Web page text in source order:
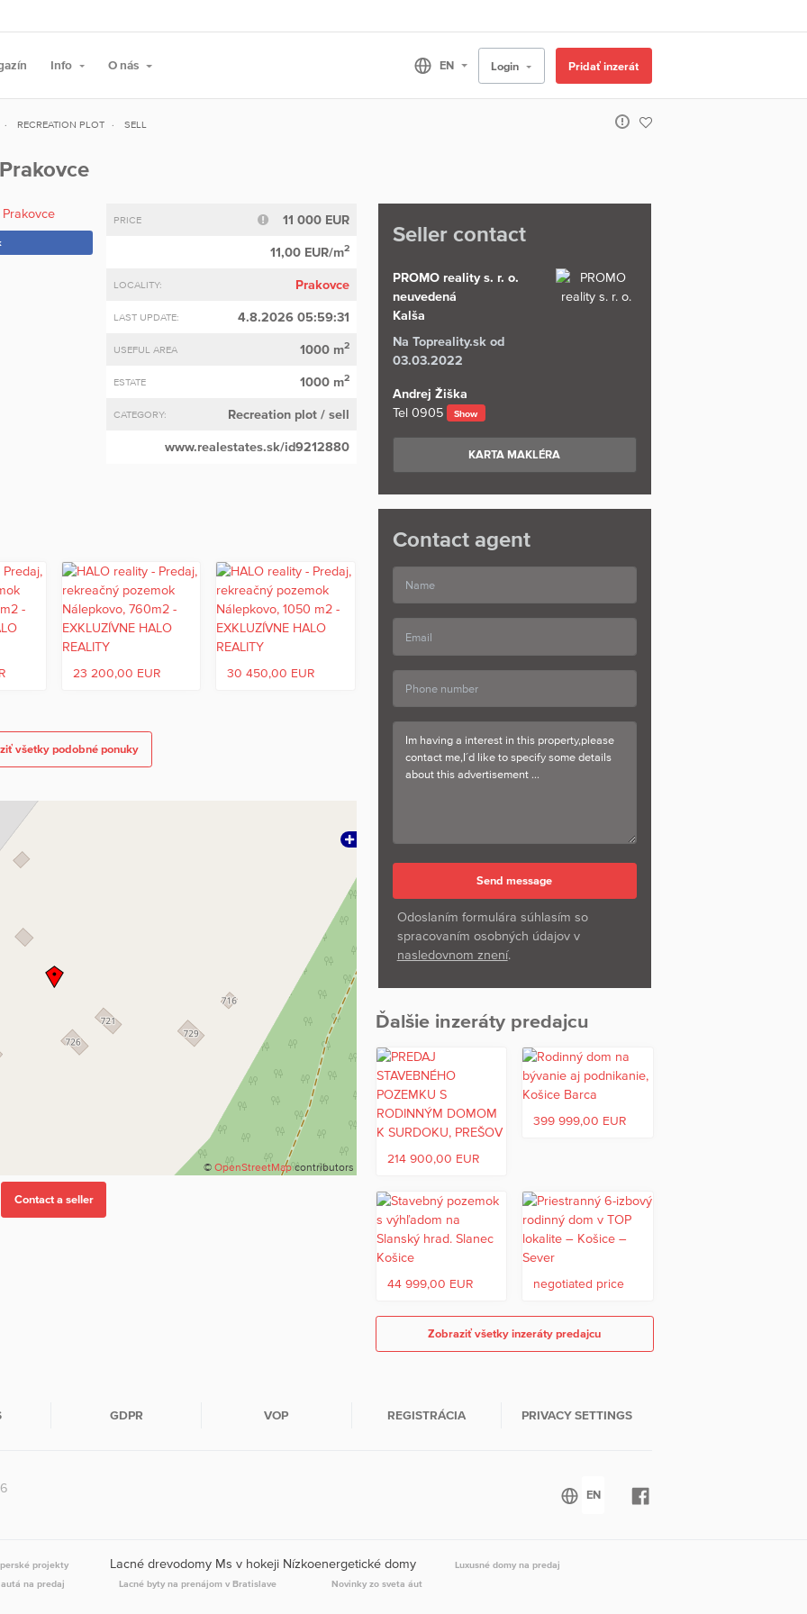
Info O nás Login Pridať inzerát
RECREATION PLOT SELL
PRICE 11 000 EUR
11,00 EUR/m2
LOCALITY: Prakovce
LAST UPDATE: 4.8.2026 05:59:31
USEFUL AREA 1000 m2
ESTATE 1000 m2
CATEGORY: Recreation plot/ sell
www.realestates.sk/id9212880
23 200,00 EUR 30 450,00 EUR
všetky podobné ponuky
© OpenStreetMapcontributors
Seller contact
PROMO reality s. r. o.
neuvedená
Kalša
Na Topreality.sk od
03.03.2022
Andrej Žiška
Tel0905 Show
KARTA MAKLÉRA
Contact agent
Odoslaním formulára súhlasím so
spracovaním osobných údajov v
nasledovnom znení.
Ďalšie inzeráty predajcu
214 900,00 EUR
399 999,00 EUR
44 999,00 EUR negotiated price
Zobraziť všetky inzeráty predajcu
GDPR VOP REGISTRÁCIA PRIVACY SETTINGS
projekty Lacné drevodomy Ms v hokeji Nízkoenergetické domy
Luxusné domy na predaj
na predaj
Lacné byty na prenájom v Bratislave Novinky zo sveta áut